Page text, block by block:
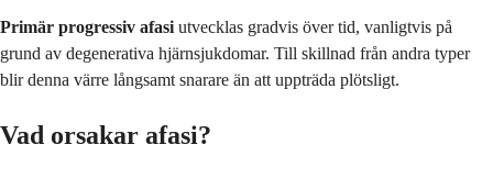
Primär progressiv afasi utvecklas gradvis över tid, vanligtvis på
grund av degenerativa hjärnsjukdomar. Till skillnad från andra typer
blir denna värre långsamt snarare än att uppträda plötsligt.
Vad orsakar afasi?